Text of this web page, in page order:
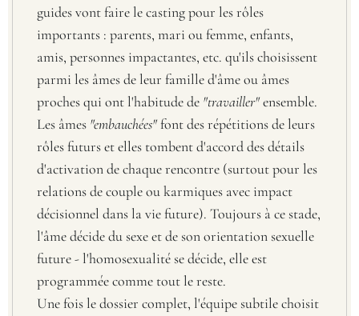
guides vont faire le casting pour les rôles
importants : parents, mari ou femme, enfants,
amis, personnes impactantes, etc. qu'ils choisissent
parmi les âmes de leur famille d'âme ou âmes
proches qui ont l'habitude de "travailler"ensemble.
Les âmes "embauchées"font des répétitions de leurs
rôles futurs et elles tombent d'accord des détails
d'activation de chaque rencontre (surtout pour les
relations de couple ou karmiques avec impact
décisionnel dans la vie future). Toujours à ce stade,
l'âme décide du sexe et de son orientation sexuelle
future - l'homosexualité se décide, elle est
programmée comme tout le reste.
Une fois le dossier complet, l'équipe subtile choisit